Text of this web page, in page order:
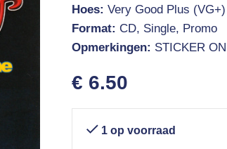
Hoes: Very Good Plus (VG+)
Format: CD, Single, Promo
Opmerkingen: STICKER
€ 6.50
1 op voorraad